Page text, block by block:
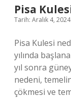
Pisa
Tarih: Aralık 4, 2024
Pisa Kulesi
yılında
yıl sonra
nedeni,
çökmesi ve